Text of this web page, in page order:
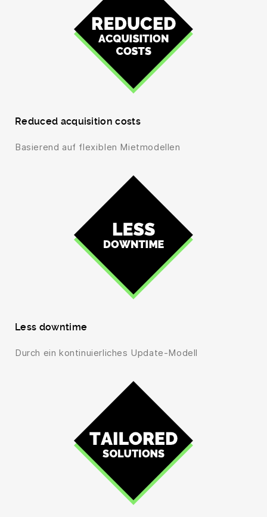
Reduced acquisition costs
Basierend auf flexiblen Mietmodellen
Less downtime
Durch ein kontinuierliches Update-Modell